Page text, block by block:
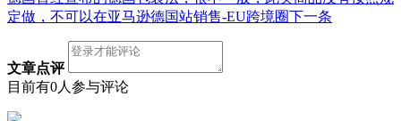
定做，不可以在亚马逊德国站销售-EU跨境圈下一条
文章点评
目前有0人参与评论